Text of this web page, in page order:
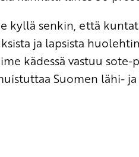
kyllä senkin, että
ja lapsista
kädessä vastuu
Suomen lähi-